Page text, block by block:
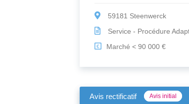
59181 Steenwerck
Service - Procédure
€ Marché < 90 000 €
Avis rectificatif Avis initial